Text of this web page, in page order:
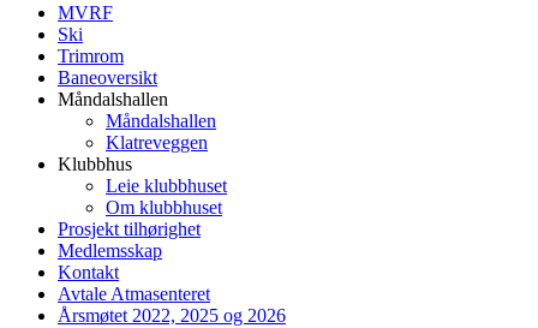
MVRF
Ski
Trimrom
Baneoversikt
Måndalshallen
Måndalshallen
Klatreveggen
Klubbhus
Leie klubbhuset
Om klubbhuset
Prosjekt tilhørighet
Medlemsskap
Kontakt
Avtale Atmasenteret
Årsmøtet 2022, 2025 og 2026